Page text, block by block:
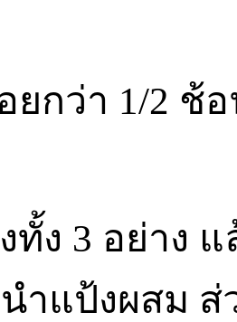
ยกว่า 1/2 ช้
ทั้ง 3 อย่าง
ำแป้งผสม